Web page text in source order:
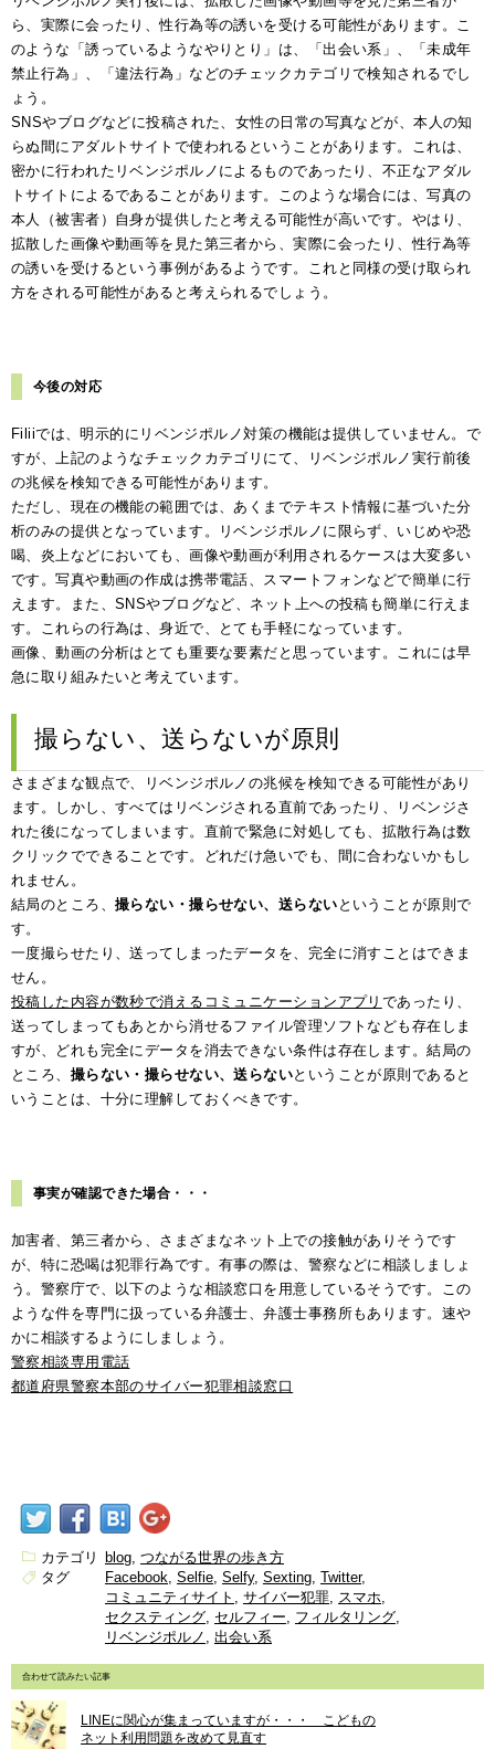
ら、実際に会ったり、性行為等の誘いを受ける可能性があります。こ
のような「誘っているようなやりとり」は、「出会い系」、「未成年
禁止行為」、「違法行為」などのチェックカテゴリで検知されるでし
ょう。
SNSやブログなどに投稿された、女性の日常の写真などが、本人の知
らぬ間にアダルトサイトで使われるということがあります。これは、
密かに行われたリベンジポルノによるものであったり、不正なアダル
トサイトによるであることがあります。このような場合には、写真の
本人（被害者）自身が提供したと考える可能性が高いです。やはり、
拡散した画像や動画等を見た第三者から、実際に会ったり、性行為等
の誘いを受けるという事例があるようです。これと同様の受け取られ
方をされる可能性があると考えられるでしょう。
今後の対応
Filiiでは、明示的にリベンジポルノ対策の機能は提供していません。で
すが、上記のようなチェックカテゴリにて、リベンジポルノ実行前後
の兆候を検知できる可能性があります。
ただし、現在の機能の範囲では、あくまでテキスト情報に基づいた分
析のみの提供となっています。リベンジポルノに限らず、いじめや恐
喝、炎上などにおいても、画像や動画が利用されるケースは大変多い
です。写真や動画の作成は携帯電話、スマートフォンなどで簡単に行
えます。また、SNSやブログなど、ネット上への投稿も簡単に行えま
す。これらの行為は、身近で、とても手軽になっています。
画像、動画の分析はとても重要な要素だと思っています。これには早
急に取り組みたいと考えています。
撮らない、送らないが原則
さまざまな観点で、リベンジポルノの兆候を検知できる可能性があり
ます。しかし、すべてはリベンジされる直前であったり、リベンジさ
れた後になってしまいます。直前で緊急に対処しても、拡散行為は数
クリックでできることです。どれだけ急いでも、間に合わないかもし
れません。
結局のところ、撮らない・撮らせない、送らない ということが原則で
す。
一度撮らせたり、送ってしまったデータを、完全に消すことはできま
せん。
投稿した内容が数秒で消えるコミュニケーションアプリ であったり、
送ってしまってもあとから消せるファイル管理ソフトなども存在しま
すが、どれも完全にデータを消去できない条件は存在します。結局の
ところ、 撮らない・撮らせない、送らないということが原則であると
いうことは、十分に理解しておくべきです。
事実が確認できた場合・・・
加害者、第三者から、さまざまなネット上での接触がありそうです
が、特に恐喝は犯罪行為です。有事の際は、警察などに相談しましょ
う。警察庁で、以下のような相談窓口を用意しているそうです。この
ような件を専門に扱っている弁護士、弁護士事務所もあります。速や
かに相談するようにしましょう。
警察相談専用電話
都道府県警察本部のサイバー犯罪相談窓口
カテゴリ blog つながる世界の歩き方
タグ
Facebook Selfie Selfy Sexting Twitter
コミュニティサイト
サイバー犯罪
スマホ
セクスティング セルフィー
フィルタリング
リベンジポルノ
出会い系
合わせて読みたい記事
LINEに関心が集まっていますが・・・ こどもの
ネット利用問題を改めて見直す